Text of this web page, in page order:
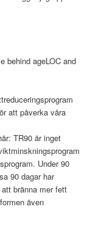
ageLOC and
att påverka våra
på rätt sätt.
TR90 är inget
Under 90
90 dagar har
bränna mer fett
även